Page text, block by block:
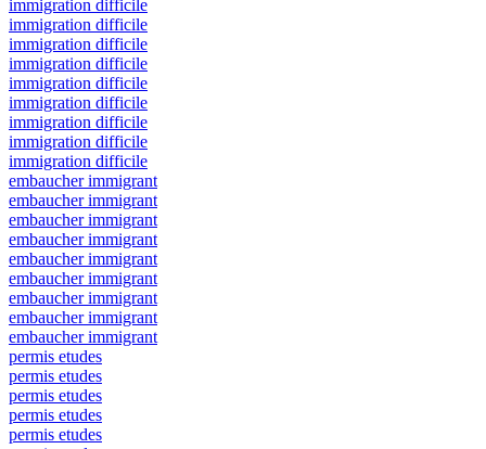
immigration difficile
immigration difficile
immigration difficile
immigration difficile
immigration difficile
immigration difficile
immigration difficile
immigration difficile
immigration difficile
embaucher immigrant
embaucher immigrant
embaucher immigrant
embaucher immigrant
embaucher immigrant
embaucher immigrant
embaucher immigrant
embaucher immigrant
embaucher immigrant
permis etudes
permis etudes
permis etudes
permis etudes
permis etudes